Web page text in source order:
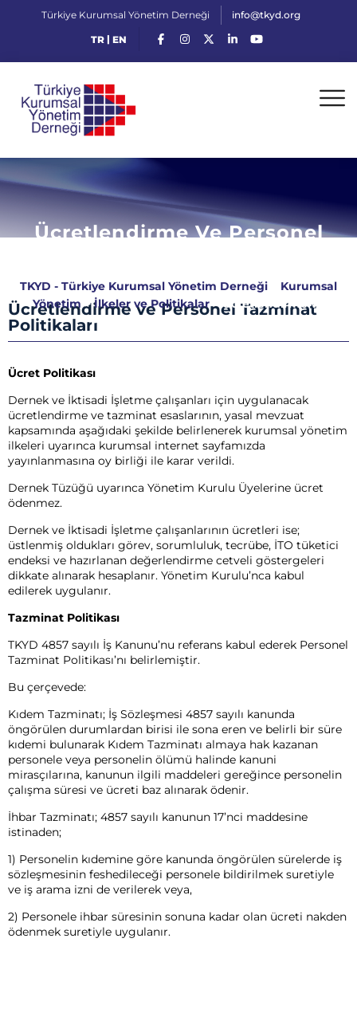
Türkiye Kurumsal Yönetim Derneği info@tkyd.org
TR| EN
Ücretlendirme Ve Personel
TKYD - Türkiye Kurumsal Yönetim Derneği
Kurumsal
Yönetim>İlkeler ve Politikalar> Ücretlendirme ve
Personel Tazminat Politikaları
Ücretlendirme ve Personel Tazminat
Politikaları
Ücret Politikası
Dernek ve İktisadi İşletme çalışanları için uygulanacak
ücretlendirme ve tazminat esaslarının, yasal mevzuat
kapsamında aşağıdaki şekilde belirlenerek kurumsal yönetim
ilkeleri uyarınca kurumsal internet sayfamızda
yayınlanmasına oy birliği ile karar verildi.
Dernek Tüzüğü uyarınca Yönetim Kurulu Üyelerine ücret
ödenmez.
Dernek ve İktisadi İşletme çalışanlarının ücretleri ise;
üstlenmiş oldukları görev, sorumluluk, tecrübe, İTO tüketici
endeksi ve hazırlanan değerlendirme cetveli göstergeleri
dikkate alınarak hesaplanır. Yönetim Kurulu’nca kabul
edilerek uygulanır.
Tazminat Politikası
TKYD 4857 sayılı İş Kanunu’nu referans kabul ederek Personel
Tazminat Politikası’nı belirlemiştir.
Bu çerçevede:
Kıdem Tazminatı; İş Sözleşmesi 4857 sayılı kanunda
öngörülen durumlardan birisi ile sona eren ve belirli bir süre
kıdemi bulunarak Kıdem Tazminatı almaya hak kazanan
personele veya personelin ölümü halinde kanuni
mirasçılarına, kanunun ilgili maddeleri gereğince personelin
çalışma süresi ve ücreti baz alınarak ödenir.
İhbar Tazminatı; 4857 sayılı kanunun 17’nci maddesine
istinaden;
1) Personelin kıdemine göre kanunda öngörülen sürelerde iş
sözleşmesinin feshedileceği personele bildirilmek suretiyle
ve iş arama izni de verilerek veya,
2) Personele ihbar süresinin sonuna kadar olan ücreti nakden
ödenmek suretiyle uygulanır.